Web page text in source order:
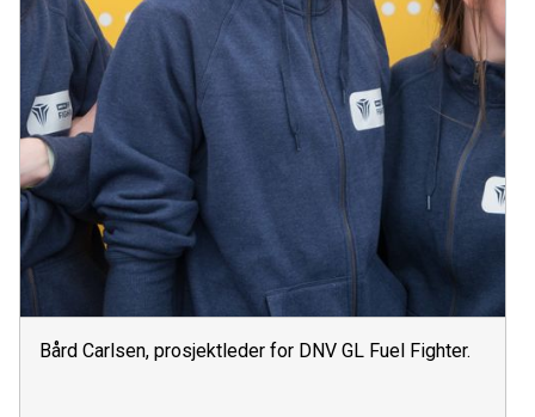
Bård Carlsen, prosjektleder for DNV GL Fuel Fighter.